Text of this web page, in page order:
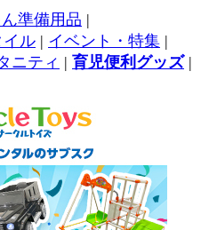
準備用品 |
イル | イベント・特集 |
ニティ | 育児便利グッズ|